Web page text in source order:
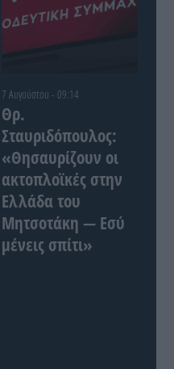
7 Αυγούστου - 09:14
Θρ.
Σταυριδόπουλος:
«Θησαυρίζουν οι
ακτοπλοϊκές στην
Ελλάδα του
Μητσοτάκη — Εσύ
μένεις σπίτι»